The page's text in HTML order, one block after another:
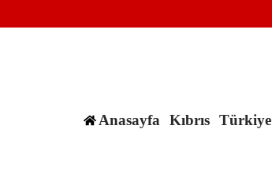
Anasayfa Kıbrıs Türkiye